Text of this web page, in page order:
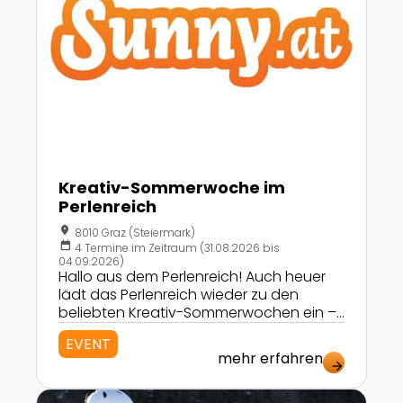
Kreativ-Sommerwoche im
Perlenreich
location_on 8010 Graz (Steiermark)
calendar_today 4 Termine im Zeitraum (31.08.2026 bis
04.09.2026)
Hallo aus dem Perlenreich! Auch heuer
lädt das Perlenreich wieder zu den
beliebten Kreativ-Sommerwochen ein –
ein besonderes Ferienangebot für Kinder
ab 7 Jahren. 🌞 Kreativ durch den
Sommer – Sommerwoche für Kinder im
Perlenreich Wer sagt, dass Ferien nur aus
EVENT
mehr erfahren arrow_forward
Zur Detailseite von Skischule Ramsau